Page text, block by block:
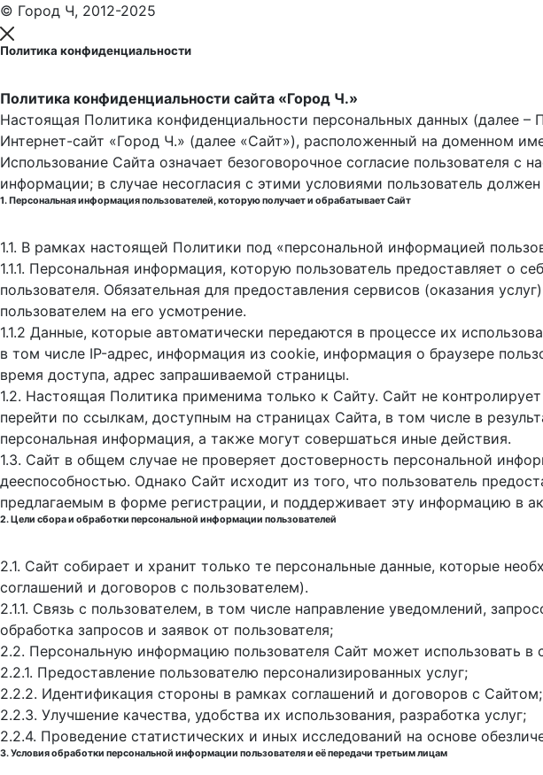
© Город Ч, 2012-2025
Политика конфиденциальности
Политика конфиденциальности сайта «Город Ч.»
Настоящая Политика конфиденциальности персональных данных (далее
Интернет-сайт «Город Ч.» (далее «Сайт»), расположенный на доменном
Использование Сайта означает безоговорочное согласие пользователя
информации; в случае несогласия с этими условиями пользователь
1. Персональная информация пользователей, которую получает и обрабатывает Сайт
1.1. В рамках настоящей Политики под «персональной информацией
1.1.1. Персональная информация, которую пользователь предоставляет о
пользователя. Обязательная для предоставления сервисов (оказания
пользователем на его усмотрение.
1.1.2 Данные, которые автоматически передаются в процессе их
в том числе IP-адрес, информация из cookie, информация о браузере
время доступа, адрес запрашиваемой страницы.
1.2. Настоящая Политика применима только к Сайту. Сайт не
перейти по ссылкам, доступным на страницах Сайта, в том числе в
персональная информация, а также могут совершаться иные действия.
1.3. Сайт в общем случае не проверяет достоверность персональной
дееспособностью. Однако Сайт исходит из того, что пользователь
предлагаемым в форме регистрации, и поддерживает эту информацию в
2. Цели сбора и обработки персональной информации пользователей
2.1. Сайт собирает и хранит только те персональные данные, которые
соглашений и договоров с пользователем).
2.1.1. Связь с пользователем, в том числе направление уведомлений,
обработка запросов и заявок от пользователя;
2.2. Персональную информацию пользователя Сайт может использовать в
2.2.1. Предоставление пользователю персонализированных услуг;
2.2.2. Идентификация стороны в рамках соглашений и договоров с Сайтом;
2.2.3. Улучшение качества, удобства их использования, разработка услуг;
2.2.4. Проведение статистических и иных исследований на основе
3. Условия обработки персональной информации пользователя и её передачи третьим лицам